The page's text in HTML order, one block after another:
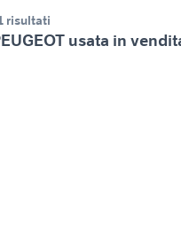
risultati
usata in